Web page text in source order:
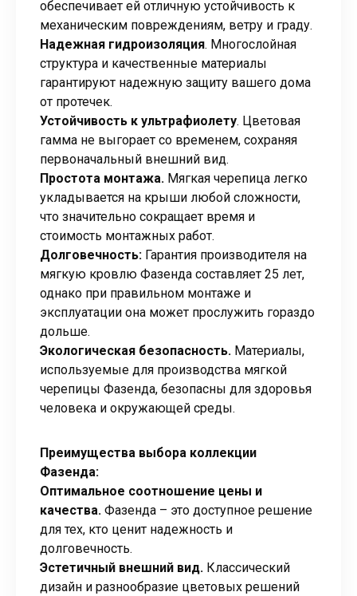
обеспечивает ей отличную устойчивость к
механическим повреждениям, ветру и граду.
Надежная гидроизоляция. Многослойная
структура и качественные материалы
гарантируют надежную защиту вашего дома
от протечек.
Устойчивость к ультрафиолету. Цветовая
гамма не выгорает со временем, сохраняя
первоначальный внешний вид.
Простота монтажа. Мягкая черепица легко
укладывается на крыши любой сложности,
что значительно сокращает время и
стоимость монтажных работ.
Долговечность: Гарантия производителя на
мягкую кровлю Фазенда составляет 25 лет,
однако при правильном монтаже и
эксплуатации она может прослужить гораздо
дольше.
Экологическая безопасность. Материалы,
используемые для производства мягкой
черепицы Фазенда, безопасны для здоровья
человека и окружающей среды.
Преимущества выбора коллекции
Фазенда:
Оптимальное соотношение цены и
качества. Фазенда – это доступное решение
для тех, кто ценит надежность и
долговечность.
Эстетичный внешний вид. Классический
дизайн и разнообразие цветовых решений